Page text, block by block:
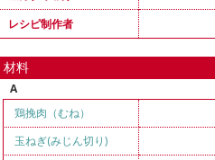
レシピ制作者
材料
A
鶏挽肉（むね）
玉ねぎ(みじん切り)